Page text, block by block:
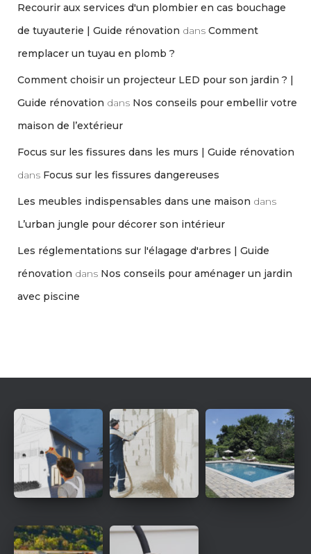
Recourir aux services d'un plombier en cas bouchage
de tuyauterie | Guide rénovation dans Comment
remplacer un tuyau en plomb ?
Comment choisir un projecteur LED pour son jardin ? |
Guide rénovation dans Nos conseils pour embellir votre
maison de l’extérieur
Focus sur les fissures dans les murs | Guide rénovation
dans Focus sur les fissures dangereuses
Les meubles indispensables dans une maison dans
L’urban jungle pour décorer son intérieur
Les réglementations sur l'élagage d'arbres | Guide
rénovation dans Nos conseils pour aménager un jardin
avec piscine